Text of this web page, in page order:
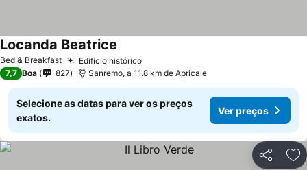
Bed & Breakfast Edifício históricoVer preços
Locanda Beatrice
7,7 Boa 827 Sanremo, a 11.8 km de Apricale
Selecione as datas para ver os preços
exatos.
Ver preços
Partilhar